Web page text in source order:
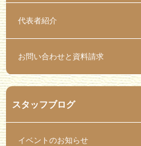
代表者紹介
お問い合わせと資料請求
スタッフブログ
イベントのお知らせ